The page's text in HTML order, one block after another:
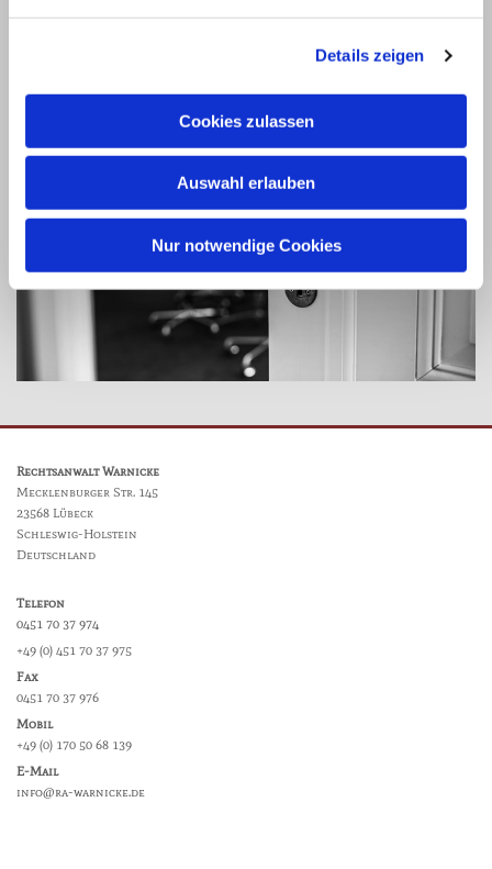
Details zeigen
Cookies zulassen
Auswahl erlauben
Nur notwendige Cookies
Verwaltungsrecht
Rechtsanwalt Warnicke
Mecklenburger Str. 145
23568 Lübeck
Schleswig-Holstein
Deutschland
Telefon
0451 70 37 974
+49 (0) 451 70 37 975
Fax
0451 70 37 976
Mobil
+49 (0) 170 50 68 139
E-Mail
info@ra-warnicke.de